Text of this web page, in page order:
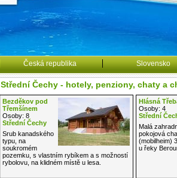
Česká republika Slovensko
Střední Čechy - hotely, penziony, chaty a
Bezděkov pod
Třemšínem
Osoby: 8
Střední Čechy
Srub kanadského
typu, na
soukromém
pozemku, s vlastním rybíkem a s možností
rybolovu, na klidném místě u lesa.
Hlásná
Osoby: 4
Střední
Malá
pokojová
(mobilheim)
u řeky